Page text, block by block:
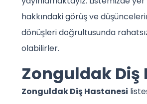
hakkındaki görüş ve
dönüşleri doğrultusunda
olabilirler.
Zonguldak Diş
Zonguldak Diş Hastanesi